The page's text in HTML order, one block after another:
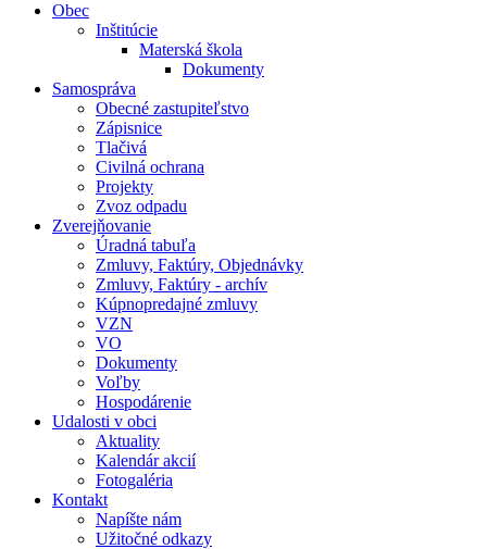
Obec
Inštitúcie
Materská škola
Dokumenty
Samospráva
Obecné zastupiteľstvo
Zápisnice
Tlačivá
Civilná ochrana
Projekty
Zvoz odpadu
Zverejňovanie
Úradná tabuľa
Zmluvy, Faktúry, Objednávky
Zmluvy, Faktúry - archív
Kúpnopredajné zmluvy
VZN
VO
Dokumenty
Voľby
Hospodárenie
Udalosti v obci
Aktuality
Kalendár akcií
Fotogaléria
Kontakt
Napíšte nám
Užitočné odkazy